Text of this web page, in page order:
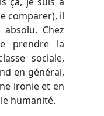
comparer), il
Chez
prendre la
sociale,
en général,
ironie et en
humanité.